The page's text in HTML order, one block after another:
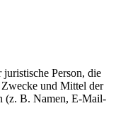
Person, die
Zwecke und Mittel der
(z. B. Namen, E-Mail-